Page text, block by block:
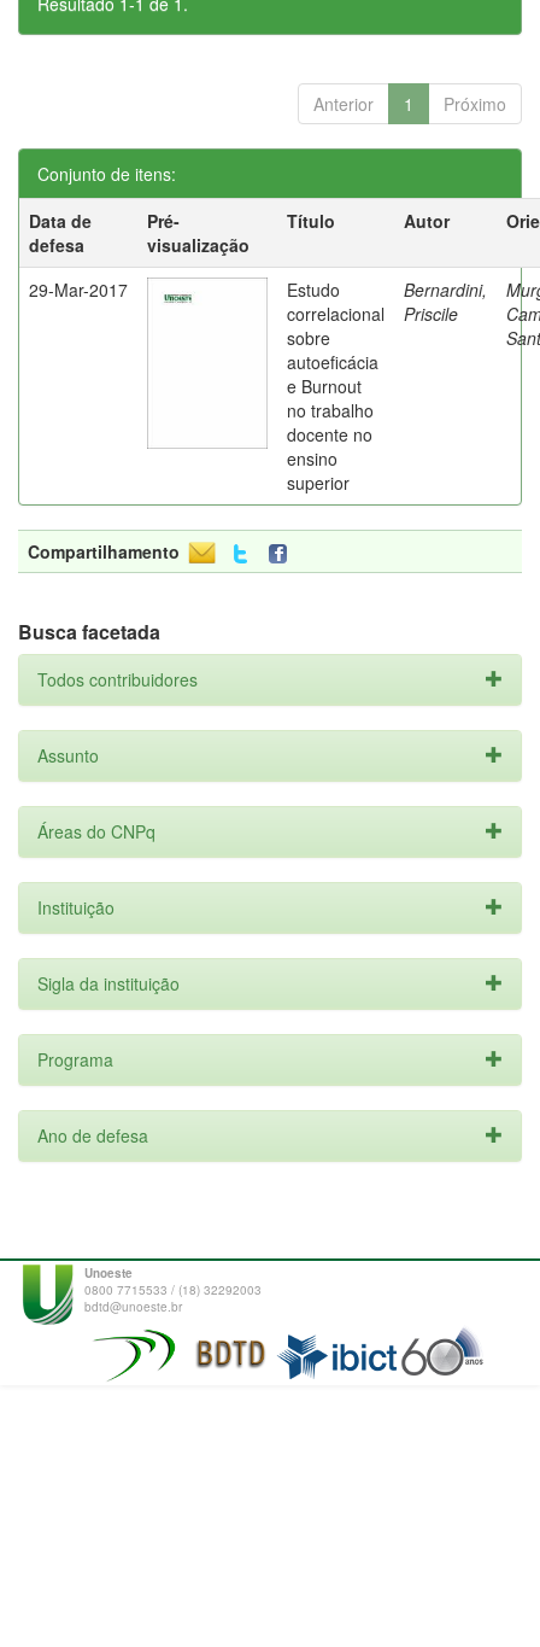
Anterior 1 Próximo
Conjunto de itens:
Data de
defesa
Pré-
visualização
Título Autor
29-Mar-2017
Estudo
correlacional
sobre
autoeficácia
e Burnout
no trabalho
docente no
ensino
superior
Bernardini,
Priscile
Compartilhamento
Busca facetada
Todos contribuidores
Assunto
Áreas do CNPq
Instituição
Sigla da instituição
Programa
Ano de defesa
Unoeste
0800 7715533 / (18) 32292003
bdtd@unoeste.br